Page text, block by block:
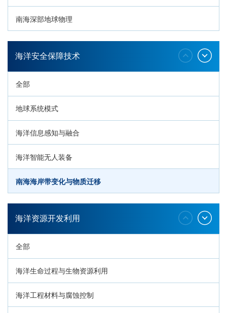
南海深部地球物理
深海生命与生态过程
海洋安全保障技术
全部
地球系统模式
海洋信息感知与融合
海洋智能无人装备
南海海岸带变化与物质迁移
环南海地质过程与灾害响应
海洋资源开发利用
全部
海洋生命过程与生物资源利用
海洋工程材料与腐蚀控制